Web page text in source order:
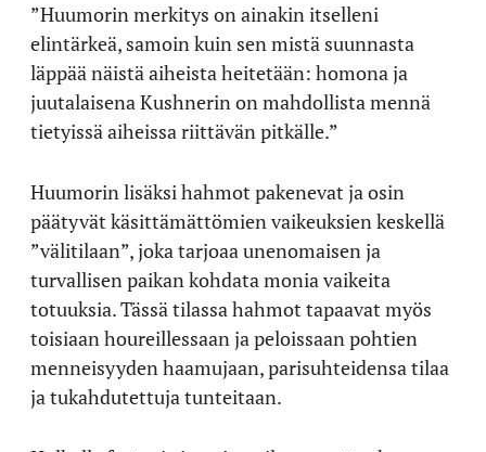
”Huumorin merkitys on ainakin itselleni
elintärkeä, samoin kuin sen mistä suunnasta
läppää näistä aiheista heitetään: homona ja
juutalaisena Kushnerin on mahdollista mennä
tietyissä aiheissa riittävän pitkälle.”
Huumorin lisäksi hahmot pakenevat ja osin
päätyvät käsittämättömien vaikeuksien keskellä
”välitilaan”, joka tarjoaa unenomaisen ja
turvallisen paikan kohdata monia vaikeita
totuuksia. Tässä tilassa hahmot tapaavat myös
toisiaan houreillessaan ja peloissaan pohtien
menneisyyden haamujaan, parisuhteidensa tilaa
ja tukahdutettuja tunteitaan.